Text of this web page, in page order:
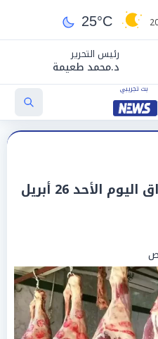
25°C
رئيس التحرير
د.محمد طعيمة
أسعار اللحوم في الأسواق اليوم الأحد 26 أبريل